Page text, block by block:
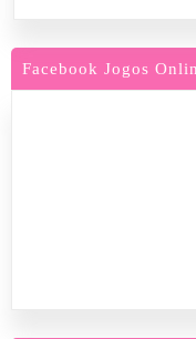
Facebook Jogos